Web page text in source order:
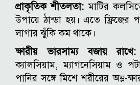
প্রাকৃতিক শীতলতা: মাটির
উপায়ে ঠান্ডা হয়। এতে ফ্রিজের
লাগার ঝুঁকি কম থাকে।
ক্ষারীয় ভারসাম্য বজায় রাখে:
ক্যালসিয়াম, ম্যাগনেসিয়াম ও
পানির সঙ্গে মিশে শরীরের অম্ল-